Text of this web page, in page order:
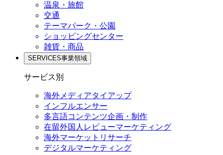
温泉・旅館
交通
テーマパーク・公園
ショッピングセンター
雑貨・商品
SERVICES事業領域
サービス別
海外メディアタイアップ
インフルエンサー
多言語コンテンツ企画・制作
在留外国⼈レビューマーケティング
海外マーケットリサーチ
デジタルマーケティング